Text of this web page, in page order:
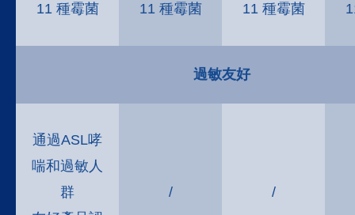
11 種霉菌
11 種霉菌
11 種霉菌
過敏友好
通過ASL哮
喘和過敏人
群
/ /